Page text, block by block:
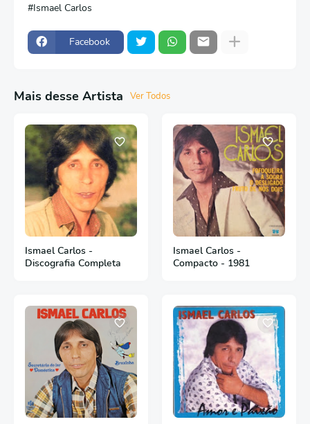
Ismael Carlos
Facebook
Mais desse Artista Ver Todos
Ismael Carlos -
Discografia Completa
Ismael Carlos -
Compacto - 1981